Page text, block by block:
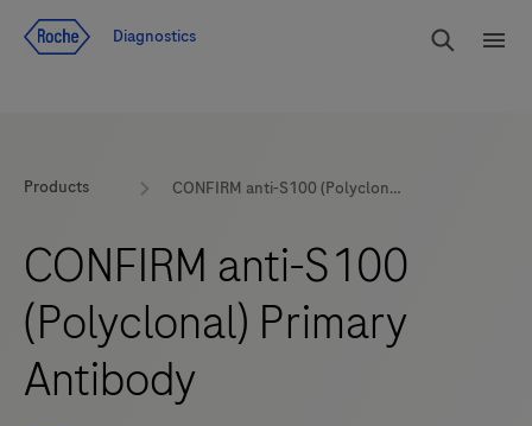
Diagnostics
Products CONFIRM anti-S100 (Polyclonal) Primary Antibody
CONFIRM anti-S100
(Polyclonal) Primary
Antibody